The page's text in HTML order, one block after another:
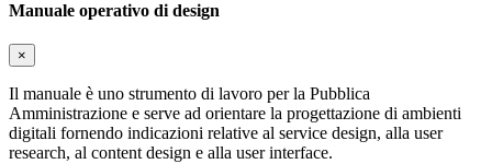
Manuale operativo di design
×
Il manuale è uno strumento di lavoro per la Pubblica
Amministrazione e serve ad orientare la progettazione di ambienti
digitali fornendo indicazioni relative al service design, alla user
research, al content design e alla user interface.